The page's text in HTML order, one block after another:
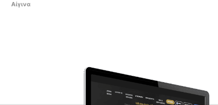
Αίγινα